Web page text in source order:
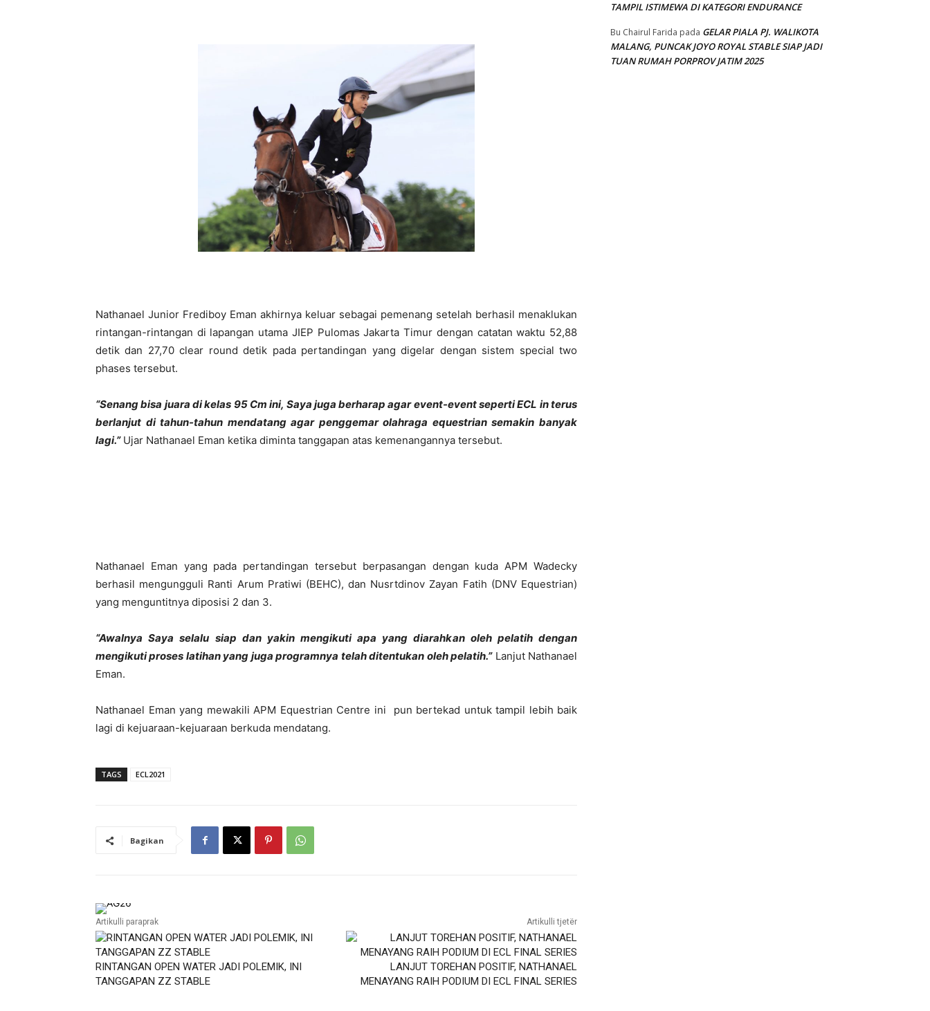
Nathanael Junior Frediboy Eman akhirnya keluar sebagai pemenang setelah berhasil menaklukan
rintangan-rintangan di lapangan utama JIEP Pulomas Jakarta Timur dengan catatan waktu 52,88
detik dan 27,70 clear round detik pada pertandingan yang digelar dengan sistem special two
phases tersebut.
“Senang bisa juara di kelas 95 Cm ini, Saya juga berharap agar event-event seperti ECL in terus
berlanjut di tahun-tahun mendatang agar penggemar olahraga equestrian semakin banyak
lagi.” Ujar Nathanael Eman ketika diminta tanggapan atas kemenangannya tersebut.
Nathanael Eman yang pada pertandingan tersebut berpasangan dengan kuda APM Wadecky
berhasil mengungguli Ranti Arum Pratiwi (BEHC), dan Nusrtdinov Zayan Fatih (DNV Equestrian)
yang menguntitnya diposisi 2 dan 3.
“Awalnya Saya selalu siap dan yakin mengikuti apa yang diarahkan oleh pelatih dengan
mengikuti proses latihan yang juga programnya telah ditentukan oleh pelatih.”Lanjut Nathanael
Eman.
Nathanael Eman yang mewakili APM Equestrian Centre ini pun bertekad untuk tampil lebih baik
lagi di kejuaraan-kejuaraan berkuda mendatang.
TAGS ECL2021
Bagikan
Artikulli paraprak
RINTANGAN OPEN WATER JADI POLEMIK, INI
TANGGAPAN ZZ STABLE
Artikulli tjetër
LANJUT TOREHAN POSITIF, NATHANAEL
MENAYANG RAIH PODIUM DI ECL FINAL SERIES
TAMPIL ISTIMEWA DI KATEGORI ENDURANCE
Bu Chairul Farida pada GELAR PIALA PJ. WALIKOTA
MALANG, PUNCAK JOYO ROYAL STABLE SIAP JADI
TUAN RUMAH PORPROV JATIM 2025